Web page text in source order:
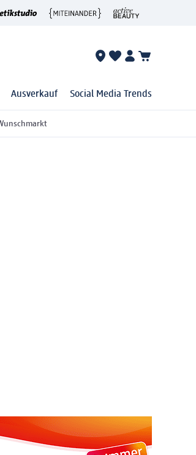
Ausverkauf Social Media Trends